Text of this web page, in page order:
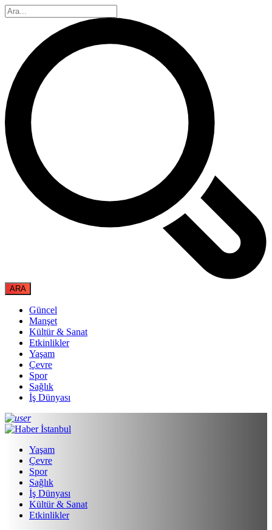
Güncel
Manşet
Kültür & Sanat
Etkinlikler
Yaşam
Çevre
Spor
Sağlık
İş Dünyası
Yaşam
Çevre
Spor
Sağlık
İş Dünyası
Kültür & Sanat
Etkinlikler